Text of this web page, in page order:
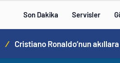
Son Dakika Servisler
/